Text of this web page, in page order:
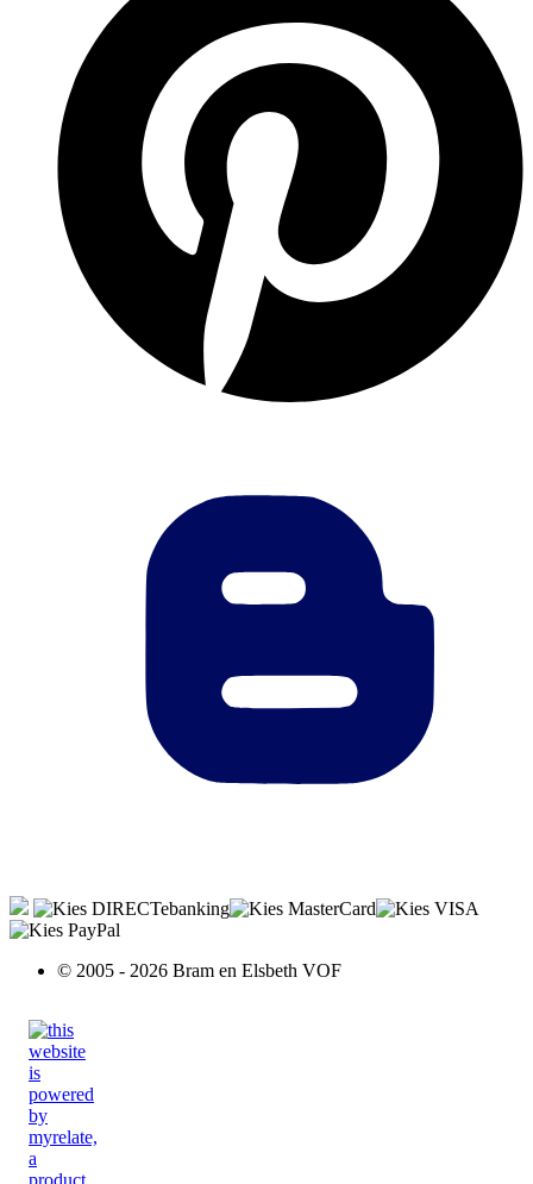
© 2005 - 2026 Bram en Elsbeth VOF